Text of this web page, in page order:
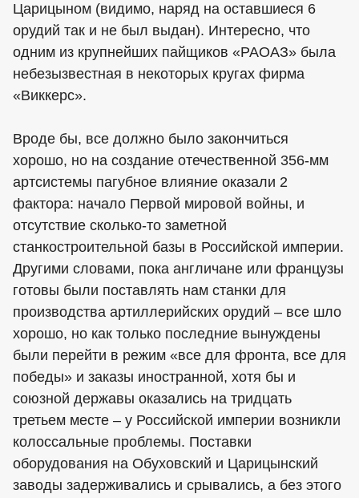
Царицыном (видимо, наряд на оставшиеся 6
орудий так и не был выдан). Интересно, что
одним из крупнейших пайщиков «РАОАЗ» была
небезызвестная в некоторых кругах фирма
«Виккерс».
Вроде бы, все должно было закончиться
хорошо, но на создание отечественной 356-мм
артсистемы пагубное влияние оказали 2
фактора: начало Первой мировой войны, и
отсутствие сколько-то заметной
станкостроительной базы в Российской империи.
Другими словами, пока англичане или французы
готовы были поставлять нам станки для
производства артиллерийских орудий – все шло
хорошо, но как только последние вынуждены
были перейти в режим «все для фронта, все для
победы» и заказы иностранной, хотя бы и
союзной державы оказались на тридцать
третьем месте – у Российской империи возникли
колоссальные проблемы. Поставки
оборудования на Обуховский и Царицынский
заводы задерживались и срывались, а без этого